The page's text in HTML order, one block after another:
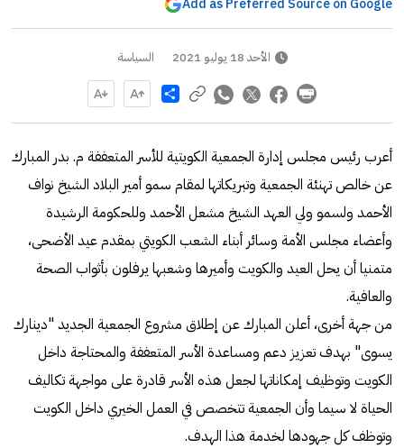
Add as Preferred Source on Google
الأحد 18 يوليو 2021 السياسة
Share
أعرب رئيس مجلس إدارة الجمعية الكويتية للأسر المتعففة م. بدر المبارك
عن خالص تهنئة الجمعية وتبريكاتها لمقام سمو أمير البلاد الشيخ نواف
الأحمد ولسمو ولي العهد الشيخ مشعل الأحمد وللحكومة الرشيدة
وأعضاء مجلس الأمة وسائر أبناء الشعب الكويتي بمقدم عيد الأضحى،
متمنيا أن يحل العيد والكويت وأميرها وشعبها يرفلون بأثواب الصحة
والعافية.
من جهة أخرى، أعلن المبارك عن إطلاق مشروع الجمعية الجديد "دينارك
يسوى" بهدف تعزيز دعم ومساعدة الأسر المتعففة والمحتاجة داخل
الكويت وتوظيف إمكاناتها لجعل هذه الأسر قادرة على مواجهة تكاليف
الحياة لا سيما وأن الجمعية تتخصص في العمل الخيري داخل الكويت
وتوظف كل جهودها لخدمة هذا الهدف.